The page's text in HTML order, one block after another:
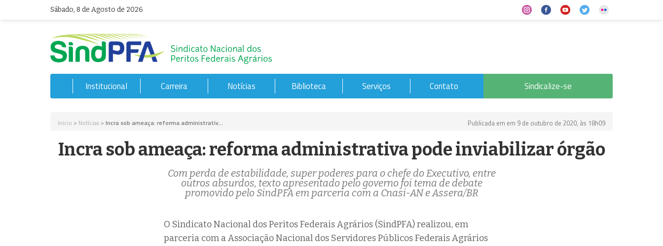
Sábado, 8 de Agosto de 2026
Institucional Carreira Notícias Biblioteca Serviços Contato Sindicalize-se
Inicio > Notícias > Incra sob ameaça: reforma administrativ... Publicada em em 9 de outubro de 2020, às 18h09
Incra sob ameaça: reforma administrativa pode inviabilizar órgão
Com perda de estabilidade, super poderes para o chefe do Executivo, entre
outros absurdos, texto apresentado pelo governo foi tema de debate
promovido pelo SindPFA em parceria com a Cnasi-AN e Assera/BR
O Sindicato Nacional dos Peritos Federais Agrários (SindPFA) realizou, em
parceria com a Associação Nacional dos Servidores Públicos Federais Agrários